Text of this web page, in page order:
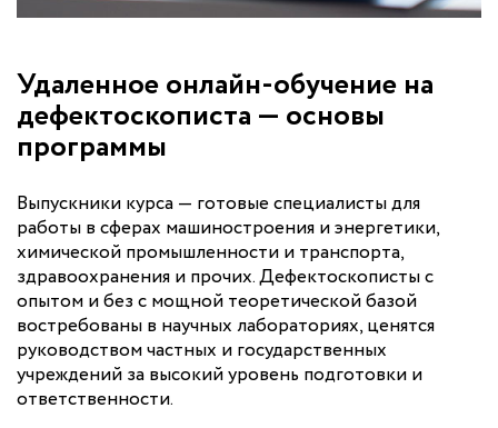
Удаленное онлайн-обучение на
дефектоскописта — основы
программы
Выпускники курса — готовые специалисты для
работы в сферах машиностроения и энергетики,
химической промышленности и транспорта,
здравоохранения и прочих. Дефектоскописты с
опытом и без с мощной теоретической базой
востребованы в научных лабораториях, ценятся
руководством частных и государственных
учреждений за высокий уровень подготовки и
ответственности.